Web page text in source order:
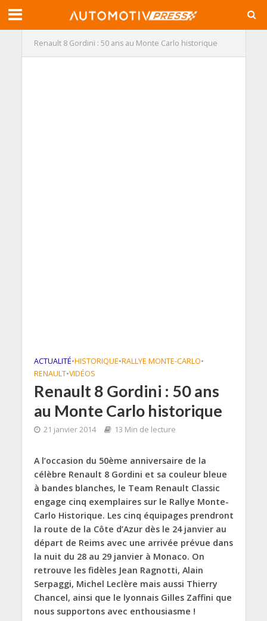
Renault 8 Gordini : 50 ans au Monte Carlo historique
ACTUALITÉ•HISTORIQUE•RALLYE MONTE-CARLO•
RENAULT•VIDÉOS
Renault 8 Gordini : 50 ans
au Monte Carlo historique
21 janvier 2014 13 Min de lecture
A l’occasion du 50ème anniversaire de la
célèbre Renault 8 Gordini et sa couleur bleue
à bandes blanches, le Team Renault Classic
engage cinq exemplaires sur le Rallye Monte-
Carlo Historique. Les cinq équipages prendront
la route de la Côte d’Azur dès le 24 janvier au
départ de Reims avec une arrivée prévue dans
la nuit du 28 au 29 janvier à Monaco. On
retrouve les fidèles Jean Ragnotti, Alain
Serpaggi, Michel Leclère mais aussi Thierry
Chancel, ainsi que le lyonnais Gilles Zaffini que
nous supportons avec enthousiasme !